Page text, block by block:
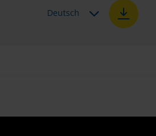
Deutsch